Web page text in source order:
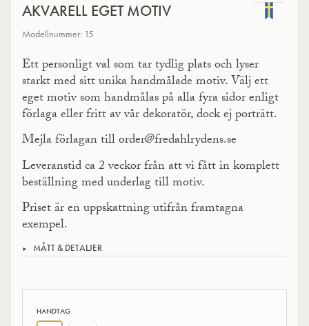
AKVARELL EGET MOTIV
Modellnummer: 15
Ett personligt val som tar tydlig plats och lyser
starkt med sitt unika handmålade motiv. Välj ett
eget motiv som handmålas på alla fyra sidor enligt
förlaga eller fritt av vår dekoratör, dock ej porträtt.
Mejla förlagan till order@fredahlrydens.se
Leveranstid ca 2 veckor från att vi fått in komplett
beställning med underlag till motiv.
Priset är en uppskattning utifrån framtagna
exempel.
MÅTT & DETALJER
HANDTAG